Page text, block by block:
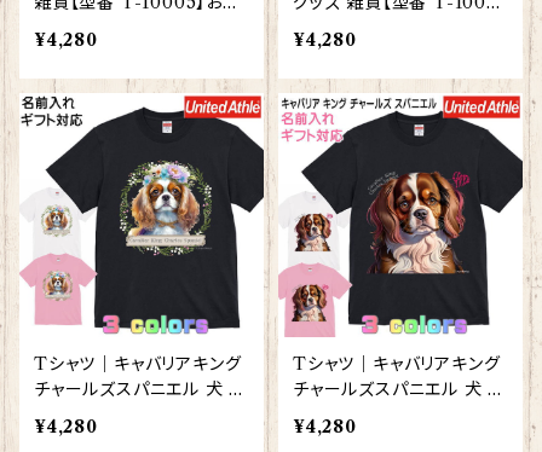
の王冠シリーズ
¥4,280
3】レディース メンズ お花の
王冠シリーズ
¥4,280
Tシャツ｜キャバリアキング
チャールズスパニエル 犬 グ
ッズ 雑貨 レディース メンズ
【型番 T-10002】お花の王
¥4,280
Tシャツ｜キャバリアキング
チャールズスパニエル 犬 グ
ッズ 雑貨【型番 T-10001】
レディース メンズ
¥4,280